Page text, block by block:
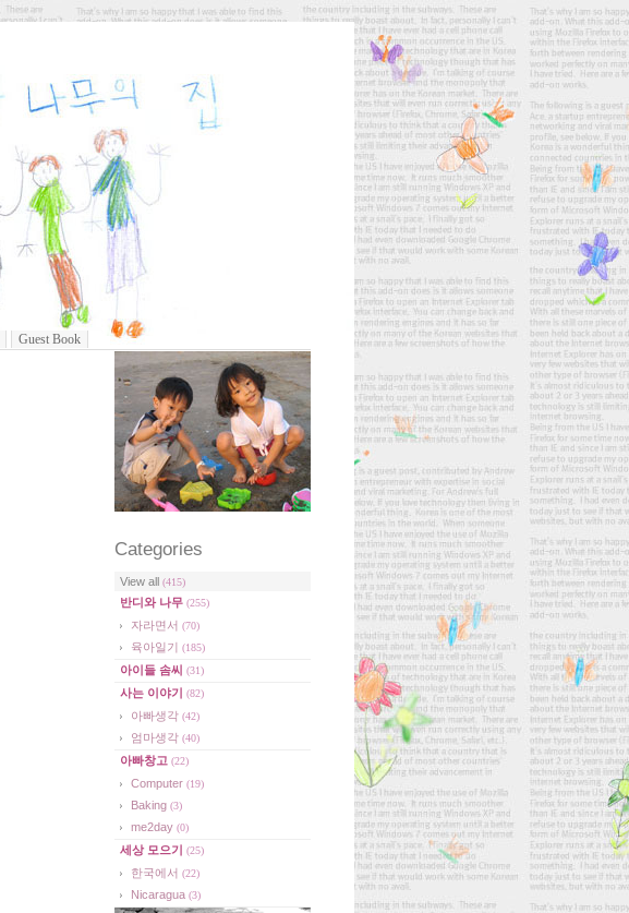
Guest Book
Categories
View all (415)
반디와 나무 (255)
자라면서 (70)
육아일기 (185)
아이들 솜씨 (31)
사는 이야기 (82)
아빠생각 (42)
엄마생각 (40)
아빠창고 (22)
Computer (19)
Baking (3)
me2day (0)
세상 모으기 (25)
한국에서 (22)
Nicaragua (3)